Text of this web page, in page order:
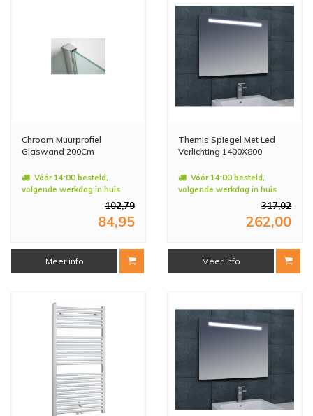
Chroom Muurprofiel
Glaswand 200Cm
Vóór 14:00 besteld,
volgende werkdag in huis
102,79
84,95
Meer info
Themis Spiegel Met Led
Verlichting 1400X800
Vóór 14:00 besteld,
volgende werkdag in huis
317,02
262,00
Meer info